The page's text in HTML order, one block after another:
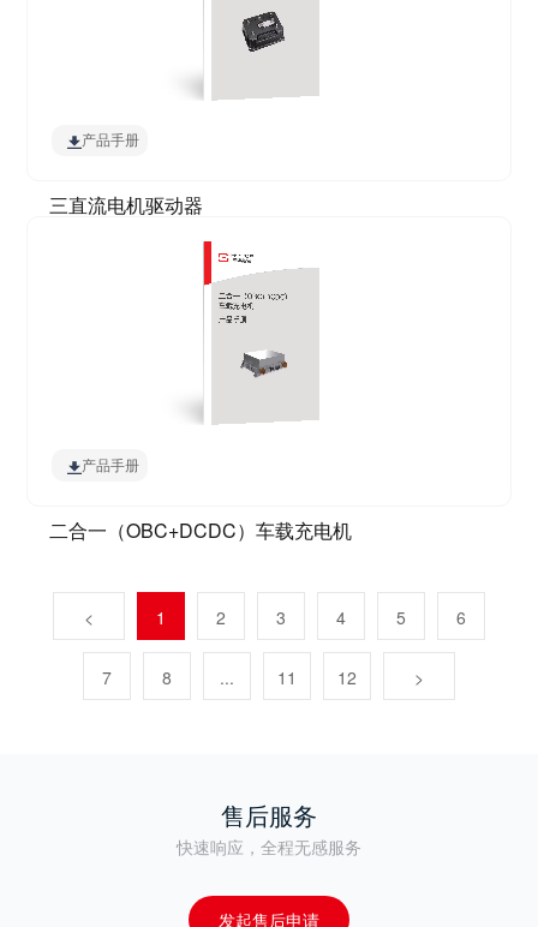
产品手册
三直流电机驱动器
产品手册
二合一（OBC+DCDC）车载充电机
< 1 2 3 4 5 6
7 8 ... 11 12 >
售后服务
快速响应，全程无感服务
发起售后申请